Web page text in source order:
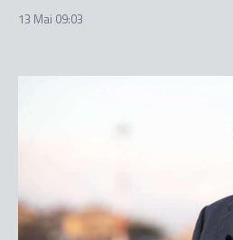
13 Mai 09:03